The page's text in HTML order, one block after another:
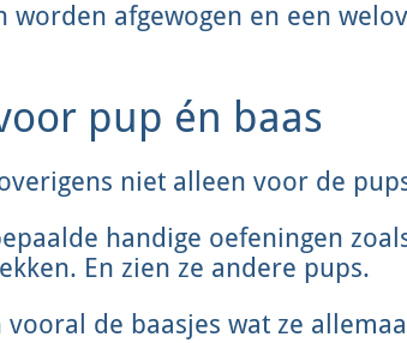
worden afgewogen en een
pup én baas
niet alleen voor de
handige oefeningen
En zien ze andere pups.
de baasjes wat ze